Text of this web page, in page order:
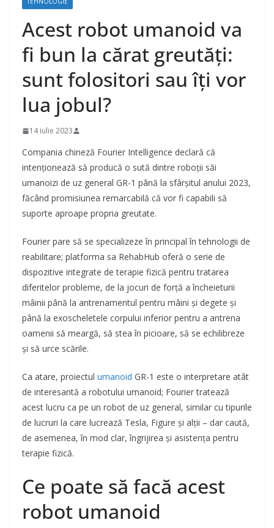
Acest robot umanoid va
fi bun la cărat greutăți:
sunt folositori sau îți vor
lua jobul?
14 iulie 2023
Compania chineză Fourier Intelligence declară că
intenționează să producă o sută dintre roboții săi
umanoizi de uz general GR-1 până la sfârșitul anului 2023,
făcând promisiunea remarcabilă că vor fi capabili să
suporte aproape propria greutate.
Fourier pare să se specializeze în principal în tehnologii de
reabilitare; platforma sa RehabHub oferă o serie de
dispozitive integrate de terapie fizică pentru tratarea
diferitelor probleme, de la jocuri de forță a încheieturii
mâinii până la antrenamentul pentru mâini și degete și
până la exoscheletele corpului inferior pentru a antrena
oamenii să meargă, să stea în picioare, să se echilibreze
și să urce scările.
Ca atare, proiectul umanoid GR-1 este o interpretare atât
de interesantă a robotului umanoid; Fourier tratează
acest lucru ca pe un robot de uz general, similar cu tipurile
de lucruri la care lucrează Tesla, Figure și alții – dar caută,
de asemenea, în mod clar, îngrijirea și asistența pentru
terapie fizică.
Ce poate să facă acest
robot umanoid